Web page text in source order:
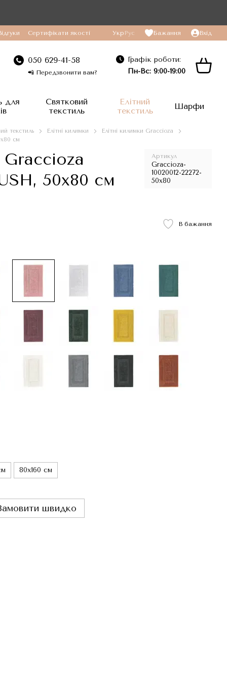
Сертифікати якості Укр Рус Бажання Вхід
050 629-41-58
📲 Передзвонити вам?
Графік роботи:
Пн-Вс: 9:00-19:00
для
Святковий
текстиль
Елітний
текстиль
Шарфи
текстиль Елітні килимки
Елітні килимки Graccioza
см
50x80 см
Артикул
Graccioza-
10020012-22272-
50x80
В бажання
80x160 см
швидко